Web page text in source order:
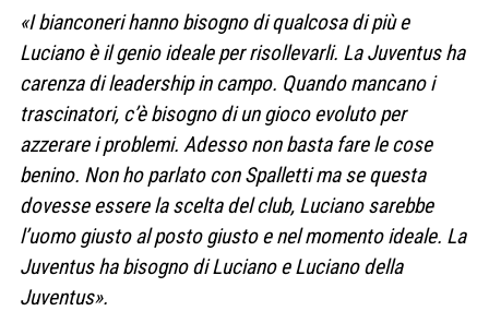
«I bianconeri hanno bisogno di qualcosa di più e
Luciano è il genio ideale per risollevarli. La Juventus ha
carenza di leadership in campo. Quando mancano i
trascinatori, c’è bisogno di un gioco evoluto per
azzerare i problemi. Adesso non basta fare le cose
benino. Non ho parlato con Spalletti ma se questa
dovesse essere la scelta del club, Luciano sarebbe
l’uomo giusto al posto giusto e nel momento ideale. La
Juventus ha bisogno di Luciano e Luciano della
Juventus».